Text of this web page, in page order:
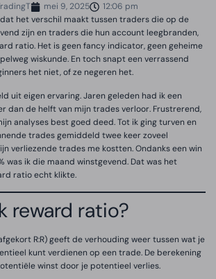
mei 9, 2025
12:06 pm
het verschil maakt tussen traders die op de
zijn en traders die hun account leegbranden,
ratio. Het is geen fancy indicator, geen geheime
wiskunde. En toch snapt een verrassend
het niet, of ze negeren het.
uit eigen ervaring. Jaren geleden had ik een
dan de helft van mijn trades verloor. Frustrerend,
analyses best goed deed. Tot ik ging turven en
trades gemiddeld twee keer zoveel
verliezende trades me kostten. Ondanks een win
was ik die maand winstgevend. Dat was het
ratio echt klikte.
reward ratio?
R:R) geeft de verhouding weer tussen wat je
kunt verdienen op een trade. De berekening
winst door je potentieel verlies.